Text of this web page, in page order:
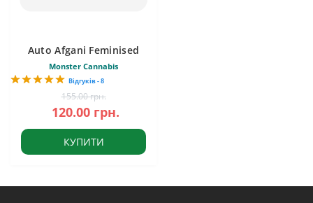
Auto Afgani Feminised
Monster Cannabis
Відгуків - 8
155.00 грн.
120.00 грн.
КУПИТИ